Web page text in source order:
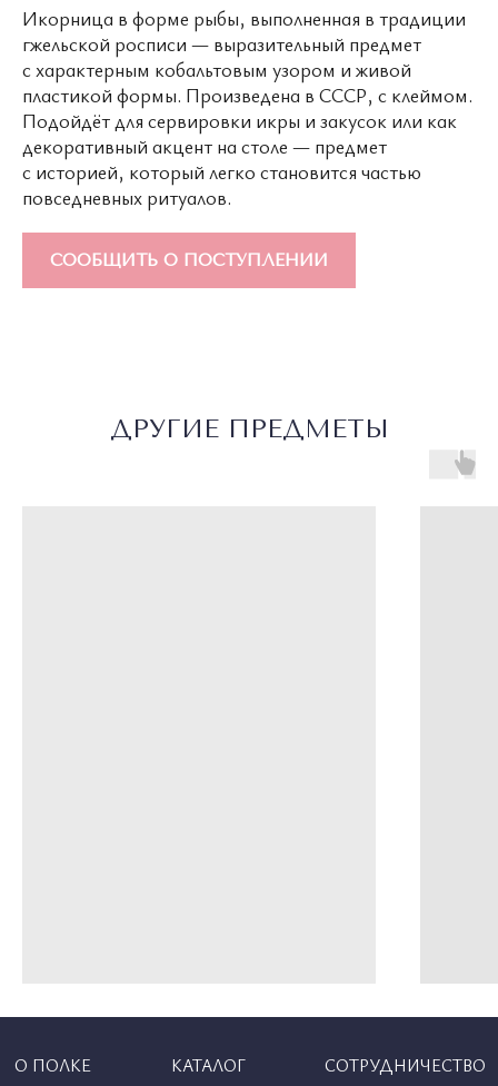
Икорница в форме рыбы, выполненная в традиции
гжельской росписи — выразительный предмет
с характерным кобальтовым узором и живой
пластикой формы. Произведена в СССР, с клеймом.
Подойдёт для сервировки икры и закусок или как
декоративный акцент на столе — предмет
с историей, который легко становится частью
повседневных ритуалов.
СООБЩИТЬ О ПОСТУПЛЕНИИ
ДРУГИЕ ПРЕДМЕТЫ
ПОЛИТИКА КОНФИДЕНЦИАЛЬНОСТИ
КАТАЛОГ